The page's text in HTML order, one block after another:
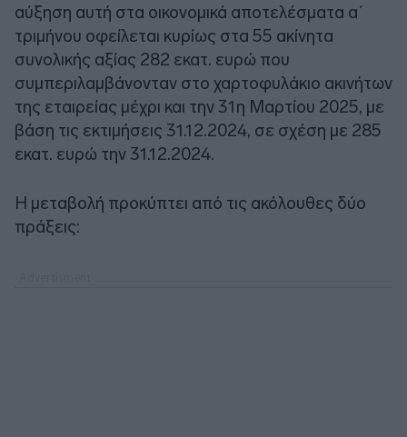
αύξηση αυτή στα οικονομικά αποτελέσματα α΄
τριμήνου οφείλεται κυρίως στα 55 ακίνητα
συνολικής αξίας 282 εκατ. ευρώ που
συμπεριλαμβάνονταν στο χαρτοφυλάκιο ακινήτων
της εταιρείας μέχρι και την 31η Μαρτίου 2025, με
βάση τις εκτιμήσεις 31.12.2024, σε σχέση με 285
εκατ. ευρώ την 31.12.2024.
Η μεταβολή προκύπτει από τις ακόλουθες δύο
πράξεις: